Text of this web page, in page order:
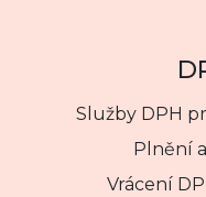
Služby DPH
Plnění
Vrácení